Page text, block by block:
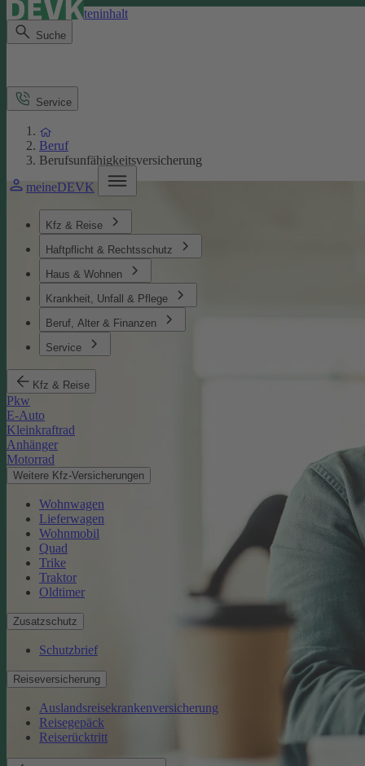
Direkt zum Seiteninhalt
Suche
meineDEVK
Kfz & Reise
Haftpflicht & Rechtsschutz
Haus & Wohnen
Krankheit, Unfall & Pflege
Beruf, Alter & Finanzen
Service
Kfz & Reise
Pkw
E-Auto
Kleinkraftrad
Anhänger
Motorrad
Weitere Kfz-Versicherungen
Wohnwagen
Lieferwagen
Wohnmobil
Quad
Trike
Traktor
Oldtimer
Zusatzschutz
Schutzbrief
Reiseversicherung
Auslandsreisekrankenversicherung
Reisegepäck
Reiserücktritt
Service
Beruf
Berufsunfähigkeitsversicherung